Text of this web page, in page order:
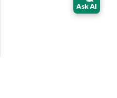
Ask AI